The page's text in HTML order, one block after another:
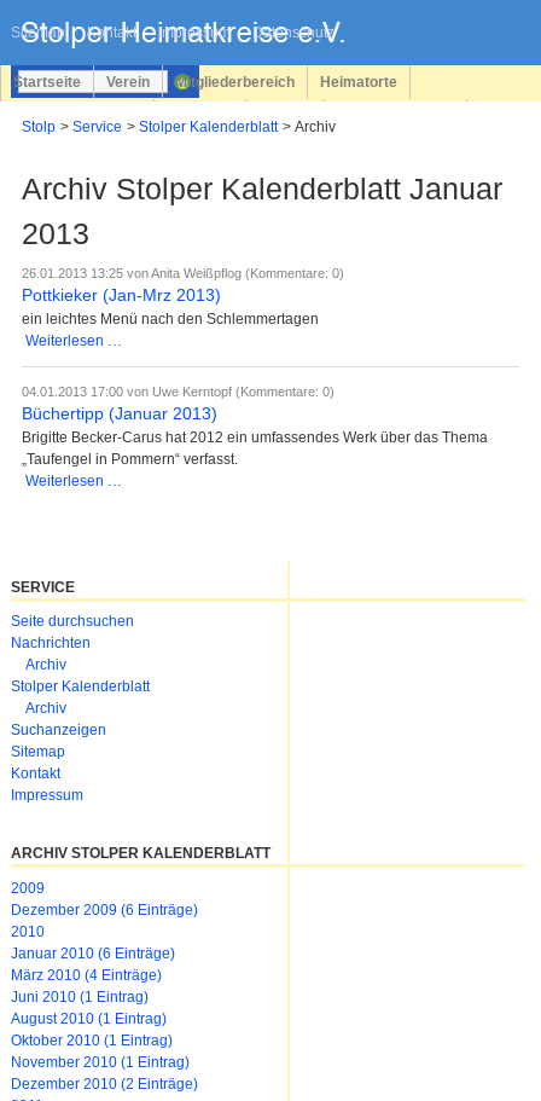
Sitemap Kontakt Impressum Datenschutz
überspringen
Startseite Verein Mitgliederbereich Heimatorte
Stolp Service Stolper Kalenderblatt Archiv
Archiv Stolper Kalenderblatt Januar
2013
26.01.2013 13:25 von Anita Weißpflog (Kommentare: 0)
Pottkieker (Jan-Mrz 2013)
ein leichtes Menü nach den Schlemmertagen
Weiterlesen …
Mrz
2013)
04.01.2013 17:00 von Uwe Kerntopf (Kommentare: 0)
Büchertipp (Januar 2013)
Brigitte Becker-Carus hat 2012 ein umfassendes Werk über das Thema
„Taufengel in Pommern“ verfasst.
Weiterlesen …
SERVICE
Navigation
überspringen
Seite durchsuchen
Nachrichten
Archiv
Stolper Kalenderblatt
Archiv
Suchanzeigen
Sitemap
Kontakt
Impressum
ARCHIV STOLPER KALENDERBLATT
2009
Dezember 2009 (6 Einträge)
2010
Januar 2010 (6 Einträge)
März 2010 (4 Einträge)
Juni 2010 (1 Eintrag)
August 2010 (1 Eintrag)
Oktober 2010 (1 Eintrag)
November 2010 (1 Eintrag)
Dezember 2010 (2 Einträge)